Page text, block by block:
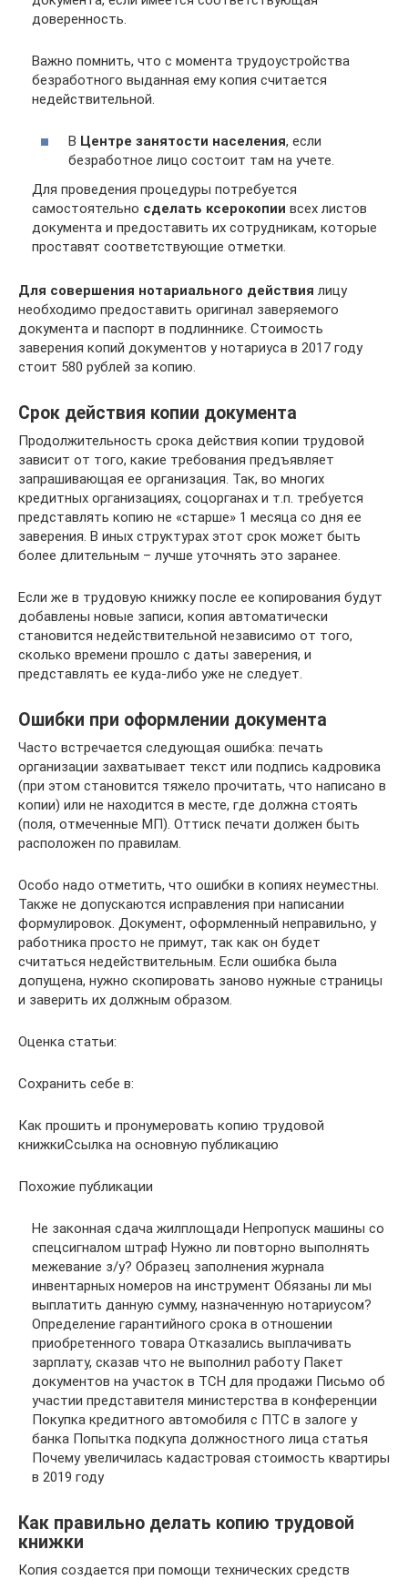
доверенность.
Важно помнить, что с момента трудоустройства
безработного выданная ему копия считается
недействительной.
В Центре занятости населения, если
безработное лицо состоит там на учете.
Для проведения процедуры потребуется
самостоятельно сделать ксерокопии всех листов
документа и предоставить их сотрудникам, которые
проставят соответствующие отметки.
Для совершения нотариального действия лицу
необходимо предоставить оригинал заверяемого
документа и паспорт в подлиннике. Стоимость
заверения копий документов у нотариуса в 2017 году
стоит 580 рублей за копию.
Срок действия копии документа
Продолжительность срока действия копии трудовой
зависит от того, какие требования предъявляет
запрашивающая ее организация. Так, во многих
кредитных организациях, соцорганах и т.п. требуется
представлять копию не «старше» 1 месяца со дня ее
заверения. В иных структурах этот срок может быть
более длительным – лучше уточнять это заранее.
Если же в трудовую книжку после ее копирования будут
добавлены новые записи, копия автоматически
становится недействительной независимо от того,
сколько времени прошло с даты заверения, и
представлять ее куда-либо уже не следует.
Ошибки при оформлении документа
Часто встречается следующая ошибка: печать
организации захватывает текст или подпись кадровика
(при этом становится тяжело прочитать, что написано в
копии) или не находится в месте, где должна стоять
(поля, отмеченные МП). Оттиск печати должен быть
расположен по правилам.
Особо надо отметить, что ошибки в копиях неуместны.
Также не допускаются исправления при написании
формулировок. Документ, оформленный неправильно, у
работника просто не примут, так как он будет
считаться недействительным. Если ошибка была
допущена, нужно скопировать заново нужные страницы
и заверить их должным образом.
Оценка статьи:
Сохранить себе в:
Как прошить и пронумеровать копию трудовой
книжкиСсылка на основную публикацию
Похожие публикации
Не законная сдача жилплощади Непропуск машины со
спецсигналом штраф Нужно ли повторно выполнять
межевание з/у? Образец заполнения журнала
инвентарных номеров на инструмент Обязаны ли мы
выплатить данную сумму, назначенную нотариусом?
Определение гарантийного срока в отношении
приобретенного товара Отказались выплачивать
зарплату, сказав что не выполнил работу Пакет
документов на участок в ТСН для продажи Письмо об
участии представителя министерства в конференции
Покупка кредитного автомобиля с ПТС в залоге у
банка Попытка подкупа должностного лица статья
Почему увеличилась кадастровая стоимость квартиры
в 2019 году
Как правильно делать копию трудовой
книжки
Копия создается при помощи технических средств